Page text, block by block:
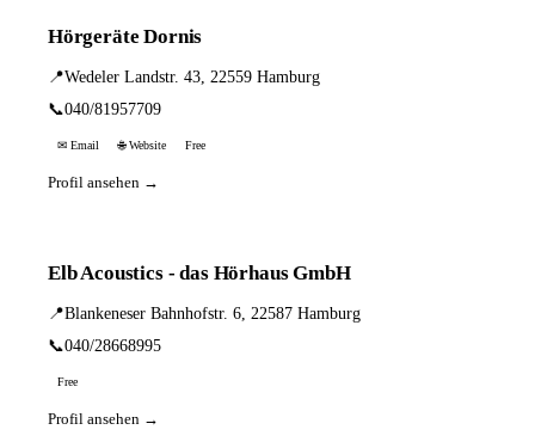
Hörgeräte Dornis
📍Wedeler Landstr. 43, 22559 Hamburg
📞040/81957709
✉ Email 🌐 Website Free
Profil ansehen →
Elb Acoustics - das Hörhaus GmbH
📍Blankeneser Bahnhofstr. 6, 22587 Hamburg
📞040/28668995
Free
Profil ansehen →